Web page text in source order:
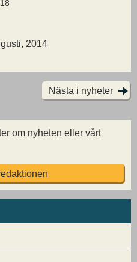
2014
Nästa i nyheter
om nyheten eller vårt